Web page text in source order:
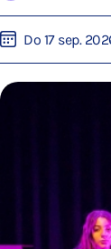
Do 17 sep.